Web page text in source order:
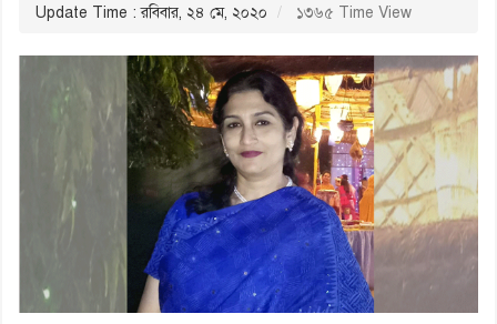
Update Time : রবিবার, ২৪ মে, ২০২০ ১৩৬৫ Time View